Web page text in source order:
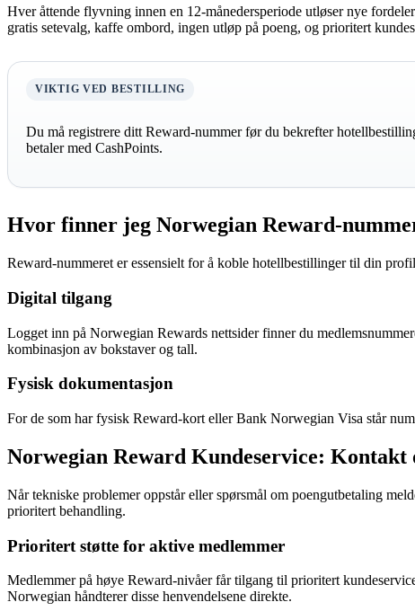
Hver åttende flyvning innen en 12-månedersperiode utløser nye
gratis setevalg, kaffe ombord, ingen utløp på poeng, og prioritert
VIKTIG VED BESTILLING
Du må registrere ditt Reward-nummer før du bekrefter
betaler med CashPoints.
Hvor finner jeg Norwegian Reward-
Reward-nummeret er essensielt for å koble hotellbestillinger til din
Digital tilgang
Logget inn på Norwegian Rewards nettsider finner du
kombinasjon av bokstaver og tall.
Fysisk dokumentasjon
For de som har fysisk Reward-kort eller Bank Norwegian Visa står
Norwegian Reward Kundeservice:
Når tekniske problemer oppstår eller spørsmål om poengutbetaling
prioritert behandling.
Prioritert støtte for aktive medlemmer
Medlemmer på høye Reward-nivåer får tilgang til prioritert
Norwegian håndterer disse henvendelsene direkte.